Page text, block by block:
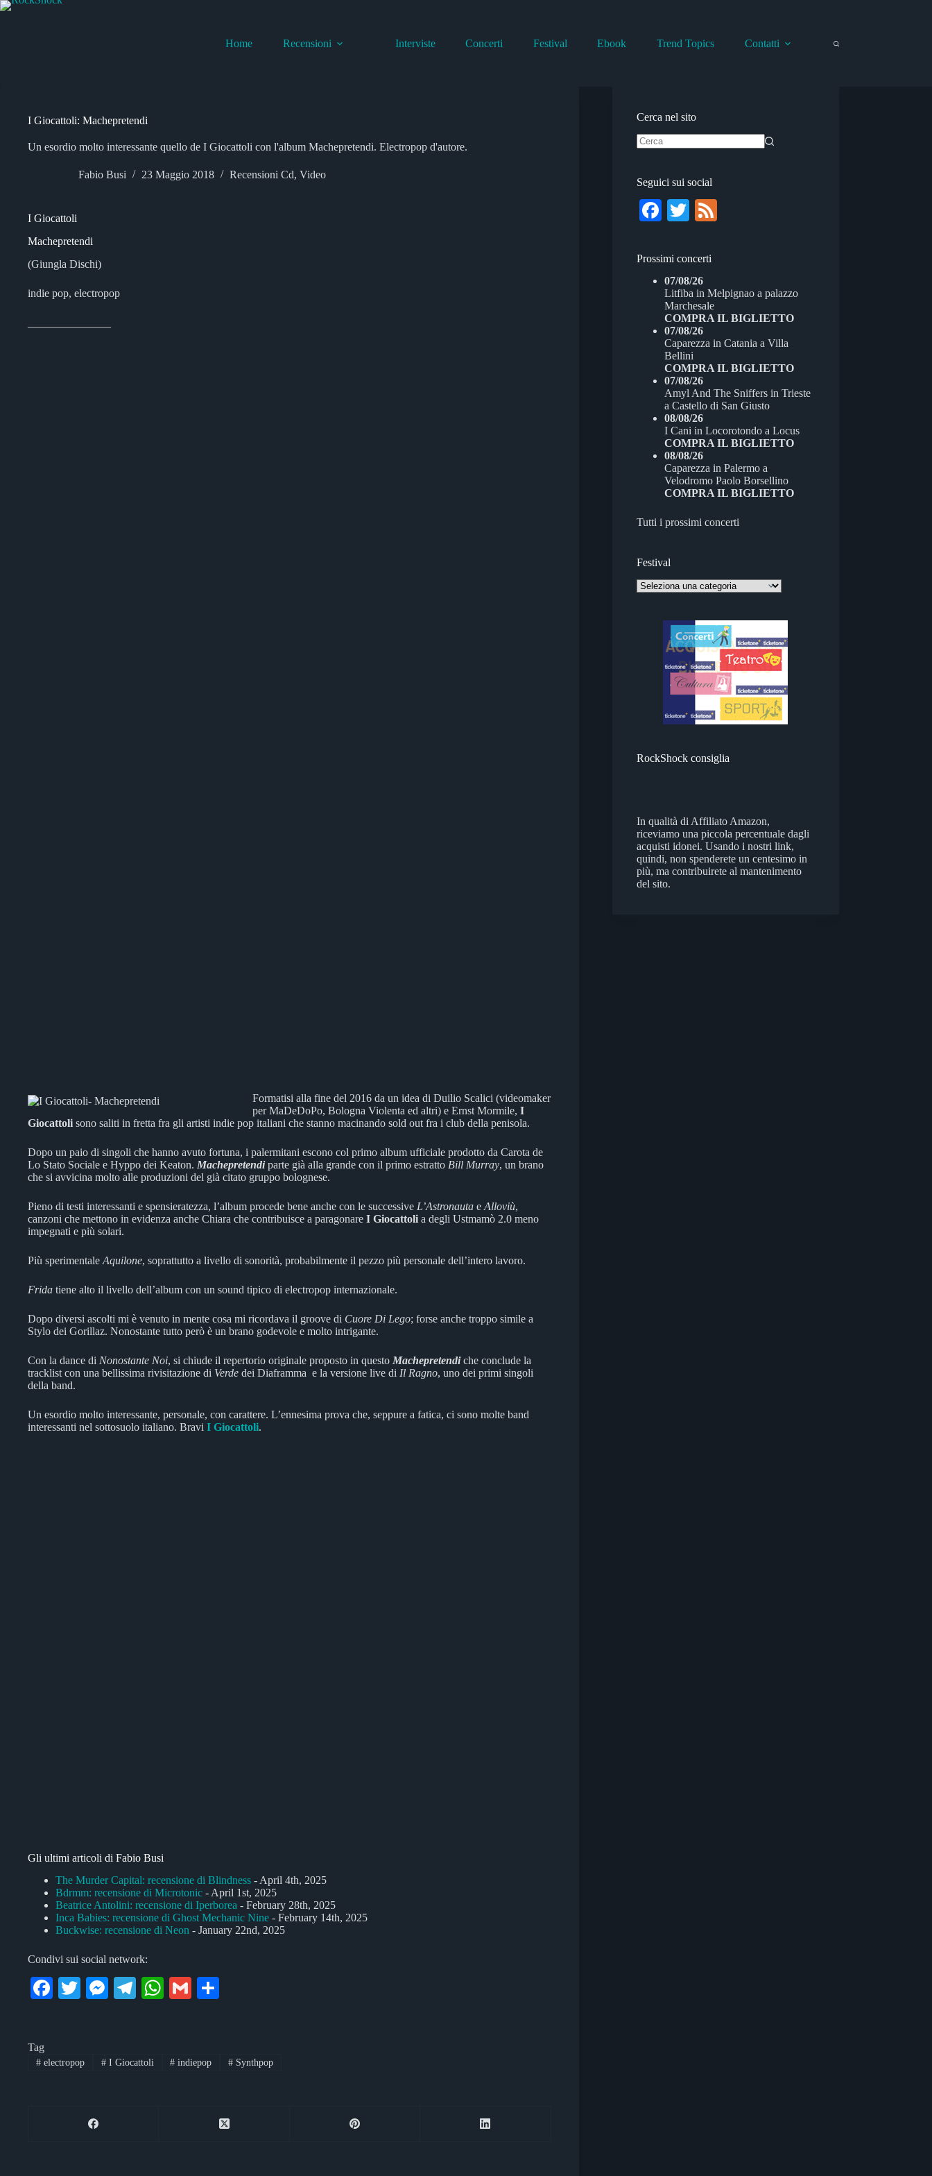
Salta
Home
Recensioni Interviste Concerti Festival Ebook Trend Topics Contatti
I Giocattoli: Machepretendi
Un esordio molto interessante quello de I Giocattoli con l'album Machepretendi. Electropop d'autore.
Fabio Busi 23 Maggio 2018 Recensioni Cd, Video
I Giocattoli
Machepretendi
(Giungla Dischi)
indie pop, electropop
Formatisi alla fine del 2016 da un idea di Duilio Scalici (videomaker
per MaDeDoPo, Bologna Violenta ed altri) e Ernst Mormile, I
Giocattoli sono saliti in fretta fra gli artisti indie pop italiani che stanno macinando sold out fra i club della penisola.
Dopo un paio di singoli che hanno avuto fortuna, i palermitani escono col primo album ufficiale prodotto da Carota de
Lo Stato Sociale e Hyppo dei Keaton. Machepretendiparte già alla grande con il primo estratto Bill Murray, un brano
che si avvicina molto alle produzioni del già citato gruppo bolognese.
Pieno di testi interessanti e spensieratezza, l’album procede bene anche con le successive L’Astronauta e Alloviù,
canzoni che mettono in evidenza anche Chiara che contribuisce a paragonare I Giocattoli a degli Ustmamò 2.0 meno
impegnati e più solari.
Più sperimentale Aquilone, soprattutto a livello di sonorità, probabilmente il pezzo più personale dell’intero lavoro.
Frida tiene alto il livello dell’album con un sound tipico di electropop internazionale.
Dopo diversi ascolti mi è venuto in mente cosa mi ricordava il groove di Cuore Di Lego; forse anche troppo simile a
Stylo dei Gorillaz. Nonostante tutto però è un brano godevole e molto intrigante.
Con la dance di Nonostante Noi, si chiude il repertorio originale proposto in questo Machepretendiche conclude la
tracklist con una bellissima rivisitazione di Verde dei Diaframma e la versione live di Il Ragno, uno dei primi singoli
della band.
Un esordio molto interessante, personale, con carattere. L’ennesima prova che, seppure a fatica, ci sono molte band
interessanti nel sottosuolo italiano. Bravi I Giocattoli.
Gli ultimi articoli di Fabio Busi
The Murder Capital: recensione di Blindness - April 4th, 2025
Bdrmm: recensione di Microtonic - April 1st, 2025
Beatrice Antolini: recensione di Iperborea - February 28th, 2025
Inca Babies: recensione di Ghost Mechanic Nine - February 14th, 2025
Buckwise: recensione di Neon - January 22nd, 2025
Condivi sui social network:
Fa
ok
T
r
M
ng
Te
a
W
A
G
vi
Tag
#electropop #I Giocattoli # indiepop # Synthpop
Cerca nel sito
Seguici sui social
Fa
bo
ok
T
tte
r
Prossimi concerti
07/08/26
Litfiba inMelpignao a palazzo
Marchesale
COMPRA IL BIGLIETTO
07/08/26
Caparezza inCatania a Villa
Bellini
COMPRA IL BIGLIETTO
07/08/26
Amyl And The Sniffers inTrieste
a Castello di San Giusto
08/08/26
I Cani inLocorotondo a Locus
COMPRA IL BIGLIETTO
08/08/26
Caparezza inPalermo a
Velodromo Paolo Borsellino
COMPRA IL BIGLIETTO
Tutti i prossimi concerti
Festival
RockShock consiglia
In qualità di Affiliato Amazon,
riceviamo una piccola percentuale dagli
acquisti idonei. Usando i nostri link,
quindi, non spenderete un centesimo in
più, ma contribuirete al mantenimento
del sito.